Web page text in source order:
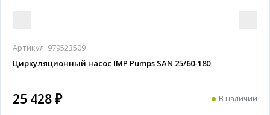
Артикул: 979523509
Циркуляционный насос IMP Pumps SAN 25/60-180
25 428 ₽ В наличии